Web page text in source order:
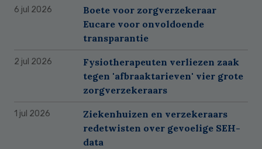
6 jul 2026
Boete voor zorgverzekeraar
Eucare voor onvoldoende
transparantie
2 jul 2026
Fysiotherapeuten verliezen zaak
tegen 'afbraaktarieven' vier grote
zorgverzekeraars
1 jul 2026
Ziekenhuizen en verzekeraars
redetwisten over gevoelige SEH-
data